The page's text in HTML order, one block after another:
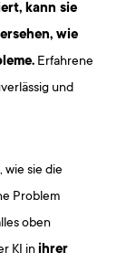
kann sie
wie
Erfahrene
und
wie sie die
Problem
oben
KI inihrer